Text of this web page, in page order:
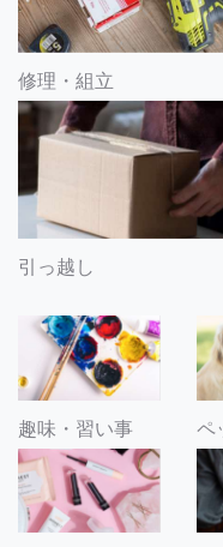
修理・組立
引っ越し
趣味・習い事 ペ